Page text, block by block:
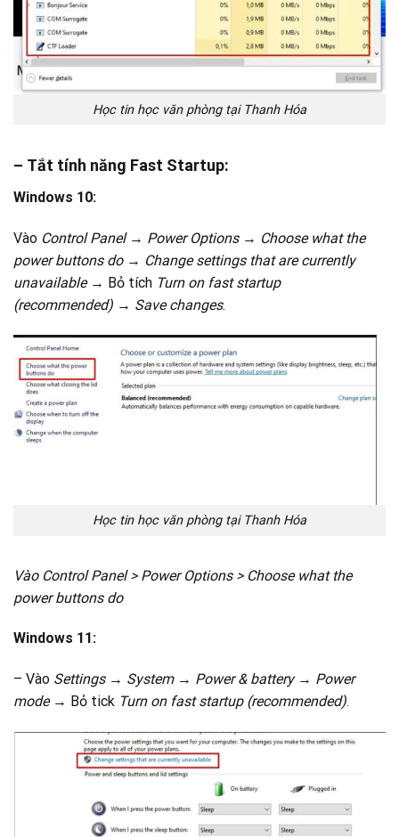
Học tin học văn phòng tại Thanh Hóa
– Tắt tính năng Fast Startup:
Windows 10:
Vào Control Panel→ Power Options→ Choose what the
power buttons do→ Change settings that are currently
unavailable→ Bỏ tích Turn on fast startup
(recommended) → Save changes.
Học tin học văn phòng tại Thanh Hóa
Vào Control Panel > Power Options > Choose what the
power buttons do
Windows 11:
– Vào Settings→ System→ Power & battery→ Power
mode→ Bỏ tick Turn on fast startup (recommended).